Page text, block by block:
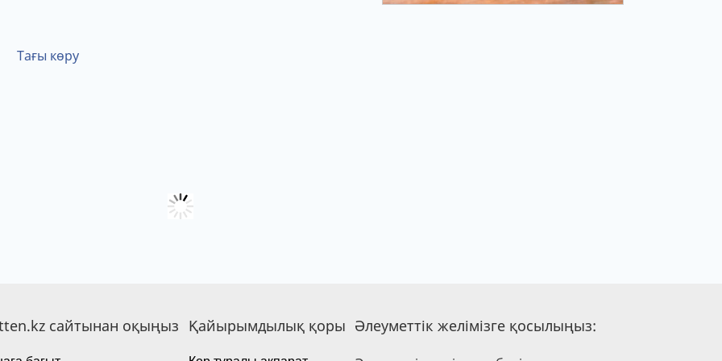
Тағы көру
сайтынан оқыңыз Қайырымдылық қоры Әлеуметтік желімізге қосылыңыз: